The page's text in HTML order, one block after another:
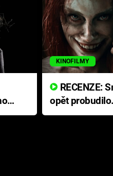
KINOFILMY
opět
přichází s